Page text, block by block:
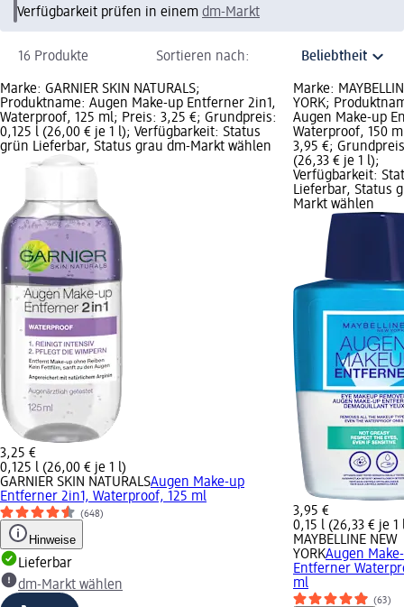
Verfügbarkeit prüfen in einem dm-Markt
16 Produkte Sortieren nach:
Marke: GARNIER SKIN NATURALS;
Produktname: Augen Make-up Entferner 2in1,
Waterproof, 125 ml; Preis: 3,25 €; Grundpreis:
0,125 l (26,00 € je 1 l); Verfügbarkeit: Status
grün Lieferbar, Status grau dm-Markt wählen
3,25 €
0,125 l (26,00 € je 1 l)
GARNIER SKIN NATURALSAugen Make-up
Entferner 2in1, Waterproof, 125 ml
(648)
Hinweise
Lieferbar
dm-Markt wählen
Marke:
YORK;
Augen Make-up
Waterproof, 150
3,95 €;
(26,33 € je 1 l);
Verfügbarkeit:
Lieferbar, Status
Markt wählen
3,95 €
0,15 l (26,33 € je 1
MAYBELLINE NEW
YORKAugen
Entferner
ml
(63)